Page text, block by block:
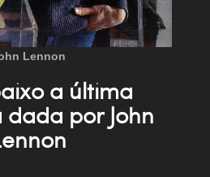
Lennon
a última
por John